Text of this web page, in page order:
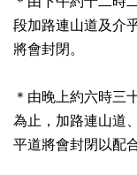
段加路連山道及介
將會封閉。
＊由晚上約六時三
為止，加路連山道
平道將會封閉以配